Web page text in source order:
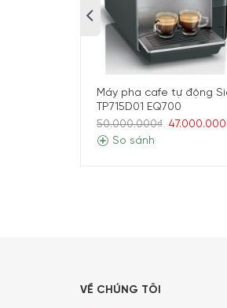
quan hơn. Chức năng
kế gọn gàng, màu sắc
pha đa dạng và thao
Máy pha cafe tự động
TP715D01 EQ700
50.000.000₫
So sánh
VỀ CHÚNG TÔI